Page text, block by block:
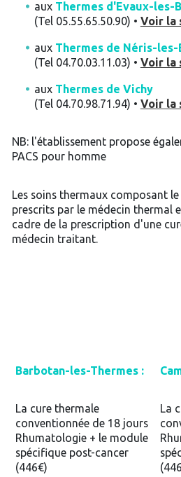
aux Thermes d'Evaux-les-
(Tel 05.55.65.50.90) • Voir la
aux Thermes de Néris-les-
(Tel 04.70.03.11.03) • Voir la
aux Thermes de Vichy
(Tel 04.70.98.71.94) • Voir la
NB: l'établissement propose
PACS pour homme
Les soins thermaux composant
prescrits par le médecin thermal
cadre de la prescription d'une
médecin traitant.
Barbotan-les-Thermes :
La cure thermale
conventionnée de 18 jours
Rhumatologie + le module
spécifique post-cancer
(446€)
La